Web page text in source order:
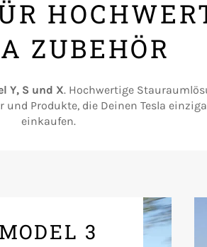
ZUBEHÖR
Y, S und X. Hochwertige
und Produkte, die Deinen Tesla
einkaufen.
MODEL 3